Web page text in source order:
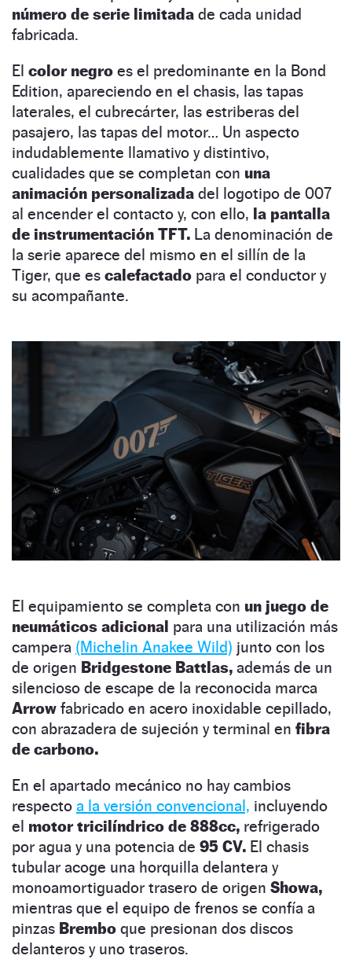
número de serie limitada de cada unidad
fabricada.
El color negro es el predominante en la Bond
Edition, apareciendo en el chasis, las tapas
laterales, el cubrecárter, las estriberas del
pasajero, las tapas del motor… Un aspecto
indudablemente llamativo y distintivo,
cualidades que se completan con una
animación personalizada del logotipo de 007
al encender el contacto y, con ello, la pantalla
de instrumentación TFT. La denominación de
la serie aparece del mismo en el sillín de la
Tiger, que es calefactado para el conductor y
su acompañante.
El equipamiento se completa con un juego de
neumáticos adicional para una utilización más
campera (Michelin Anakee Wild) junto con los
de origen Bridgestone Battlas, además de un
silencioso de escape de la reconocida marca
Arrow fabricado en acero inoxidable cepillado,
con abrazadera de sujeción y terminal en fibra
de carbono.
En el apartado mecánico no hay cambios
respecto a la versión convencional, incluyendo
el motor tricilíndrico de 888cc, refrigerado
por agua y una potencia de 95 CV. El chasis
tubular acoge una horquilla delantera y
monoamortiguador trasero de origen Showa,
mientras que el equipo de frenos se confía a
pinzas Brembo que presionan dos discos
delanteros y uno traseros.